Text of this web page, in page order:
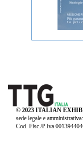
© 2023 ITALIAN
sede legale e
Cod. Fisc./P.Iva